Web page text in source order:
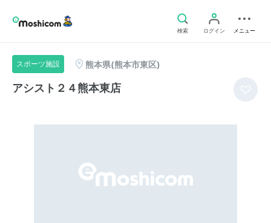
検索 ログイン メニュー
スポーツ施設 熊本県(熊本市東区)
アシスト２４熊本東店